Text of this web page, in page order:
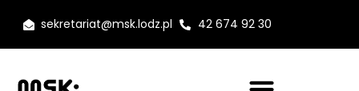
sekretariat@msk.lodz.pl 42 674 92 30